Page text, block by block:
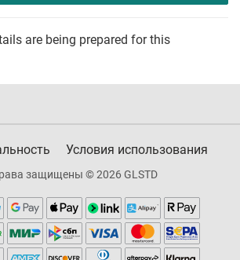
are being prepared for this
Условия использования
защищены © 2026 GLSTD